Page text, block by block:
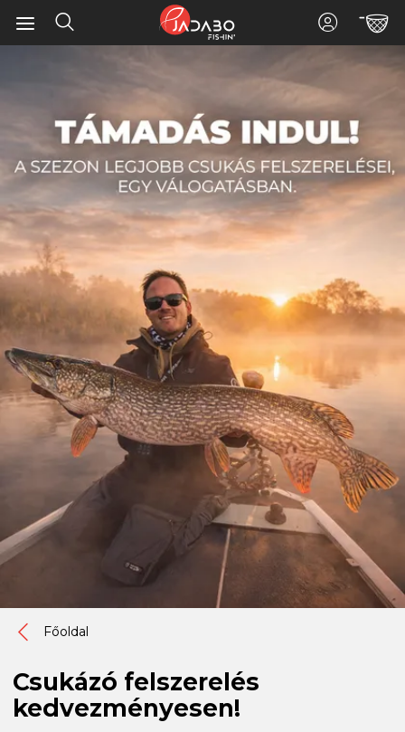
Főoldal
Csukázó felszerelés
kedvezményesen!